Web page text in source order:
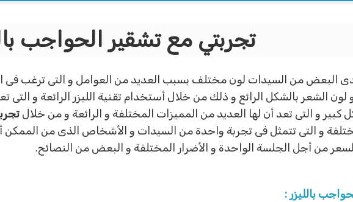
تجربتي مع تشقير الحواجب
البعض من السيدات لون مختلف بسبب العديد من العوامل و التى ترغب فى
الشعر بالشكل الرائع و ذلك من خلال أستخدام تقنية الليزر الرائعة و التى
كبير و التى تعد أن لها العديد من المميزات المختلفة و الرائعة و من خلال
و التى تتمثل فى تجربة واحدة من السيدات و الأشخاص الذى من الممكن
من أجل الجلسة الواحدة و الأضرار المختلفة و البعض من النصائح.
بالليزر :